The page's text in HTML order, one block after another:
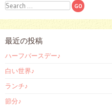
Search
最近の投稿
ハーフバースデー♪
白い世界♪
ランチ♪
節分♪